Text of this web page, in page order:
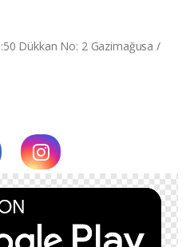
Dükkan No: 2 Gazimağusa /